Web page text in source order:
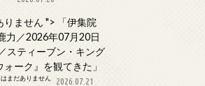
りません ">
「伊集院
力／2026年07月20日
スティーブン・キング
ーク』を観てきた」
まだありません 2026.07.21